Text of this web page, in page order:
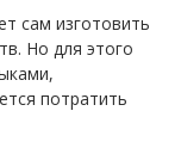
сам изготовить
Но для этого
потратить